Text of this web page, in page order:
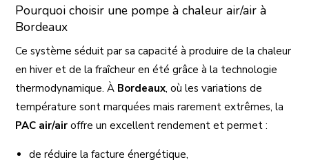
Pourquoi choisir une pompe à chaleur air/air à
Bordeaux
Ce système séduit par sa capacité à produire de la chaleur
en hiver et de la fraîcheur en été grâce à la technologie
thermodynamique. À Bordeaux, où les variations de
température sont marquées mais rarement extrêmes, la
PAC air/air offre un excellent rendement et permet :
de réduire la facture énergétique,